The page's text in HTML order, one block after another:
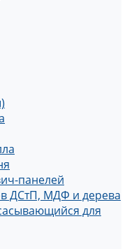
панелей
ДСтП, МДФ и дерева
для